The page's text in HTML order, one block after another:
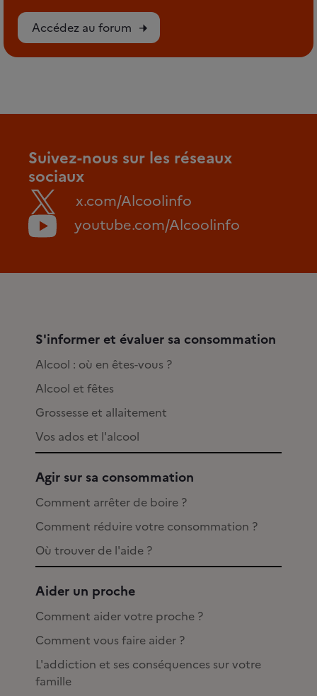
Accédez au forum
Suivez-nous sur les réseaux
sociaux
x.com/Alcoolinfo
youtube.com/Alcoolinfo
S'informer et évaluer sa consommation
Alcool : où en êtes-vous ?
Alcool et fêtes
Grossesse et allaitement
Vos ados et l'alcool
Agir sur sa consommation
Comment arrêter de boire ?
Comment réduire votre consommation ?
Où trouver de l'aide ?
Aider un proche
Comment aider votre proche ?
Comment vous faire aider ?
L'addiction et ses conséquences sur votre
famille